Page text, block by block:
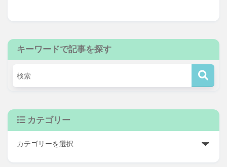
キーワードで記事を探す
カテゴリー